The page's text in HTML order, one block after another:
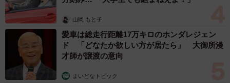
山岡 もと子
愛車は総走行距離17万キロのホンダレジェン
ド 「どなたか欲しい方が居たら」 大御所漫
才師が譲渡の意向
まいどなトピック